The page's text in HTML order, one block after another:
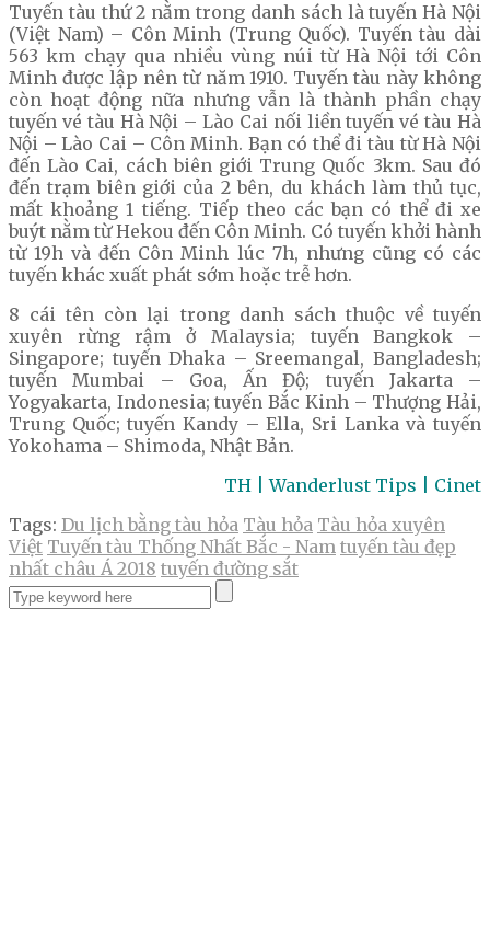
Tuyến tàu thứ 2 nằm trong danh sách là tuyến Hà Nội
(Việt Nam) – Côn Minh (Trung Quốc). Tuyến tàu dài
563 km chạy qua nhiều vùng núi từ Hà Nội tới Côn
Minh được lập nên từ năm 1910. Tuyến tàu này không
còn hoạt động nữa nhưng vẫn là thành phần chạy
tuyến vé tàu Hà Nội – Lào Cai nối liền tuyến vé tàu Hà
Nội – Lào Cai – Côn Minh. Bạn có thể đi tàu từ Hà Nội
đến Lào Cai, cách biên giới Trung Quốc 3km. Sau đó
đến trạm biên giới của 2 bên, du khách làm thủ tục,
mất khoảng 1 tiếng. Tiếp theo các bạn có thể đi xe
buýt nằm từ Hekou đến Côn Minh. Có tuyến khởi hành
từ 19h và đến Côn Minh lúc 7h, nhưng cũng có các
tuyến khác xuất phát sớm hoặc trễ hơn.
8 cái tên còn lại trong danh sách thuộc về tuyến
xuyên rừng rậm ở Malaysia; tuyến Bangkok –
Singapore; tuyến Dhaka – Sreemangal, Bangladesh;
tuyến Mumbai – Goa, Ấn Độ; tuyến Jakarta –
Yogyakarta, Indonesia; tuyến Bắc Kinh – Thượng Hải,
Trung Quốc; tuyến Kandy – Ella, Sri Lanka và tuyến
Yokohama – Shimoda, Nhật Bản.
TH | Wanderlust Tips | Cinet
Tags: Du lịch bằng tàu hỏa Tàu hỏa Tàu hỏa xuyên
Việt Tuyến tàu Thống Nhất Bắc - Nam tuyến tàu đẹp
nhất châu Á 2018 tuyến đường sắt